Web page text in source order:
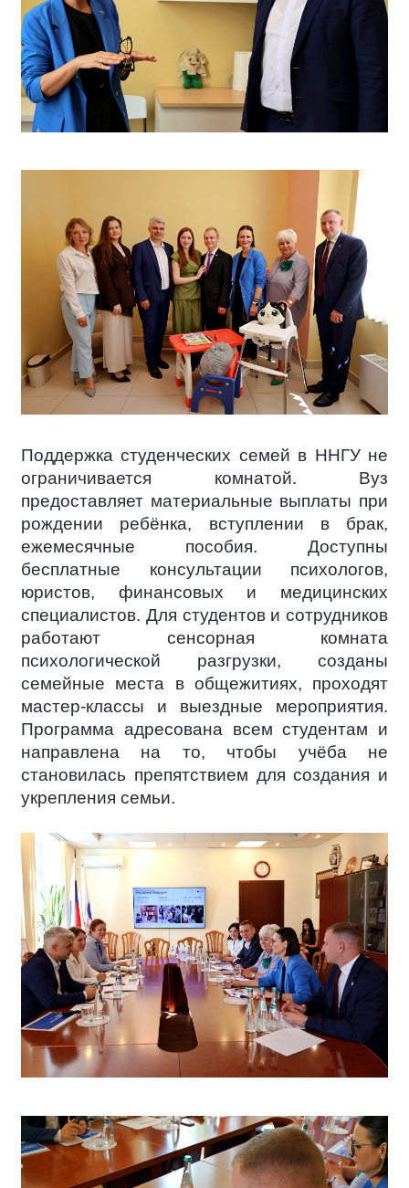
Поддержка студенческих семей в ННГУ не
ограничивается комнатой. Вуз
предоставляет материальные выплаты при
рождении ребёнка, вступлении в брак,
ежемесячные пособия. Доступны
бесплатные консультации психологов,
юристов, финансовых и медицинских
специалистов. Для студентов и сотрудников
работают сенсорная комната
психологической разгрузки, созданы
семейные места в общежитиях, проходят
мастер-классы и выездные мероприятия.
Программа адресована всем студентам и
направлена на то, чтобы учёба не
становилась препятствием для создания и
укрепления семьи.